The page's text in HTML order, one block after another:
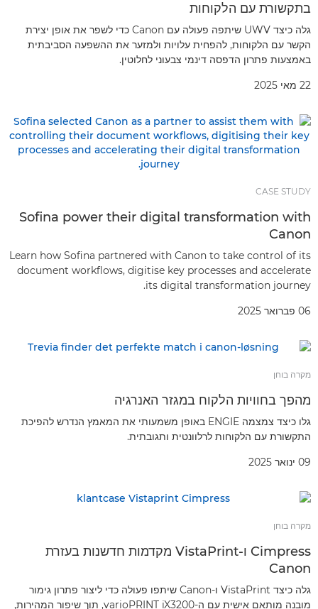
בתקשורת עם הלקוחות
גלה כיצד UWV שיתפה פעולה עם Canon כדי לשפר את אופן יצירת
הקשר עם הלקוחות, להפחית עלויות ולמזער את ההשפעה הסביבתית
באמצעות פתרון הדפסה דינמי צבעוני לחלוטין.
22 מאי 2025
CASE STUDY
Sofina power their digital transformation with
Canon
Learn how Sofina partnered with Canon to take control of its
document workflows, digitise key processes and accelerate
its digital transformation journey.
06 פברואר 2025
מקרה בוחן
מהפך בחוויות הלקוח במגזר האנרגיה
גלו כיצד צמצמה ENGIE באופן משמעותי את המאמץ הנדרש להפיכת
התקשורת עם הלקוחות לרלוונטית ותגובתית.
09 ינואר 2025
מקרה בוחן
Cimpress ו-VistaPrint מקדמות חדשנות בעזרת
Canon
גלה כיצד VistaPrint ו-Canon שיתפו פעולה כדי ליצור פתרון גימור
מובנה מותאם אישית עם ה-varioPRINT iX3200, תוך שיפור המהירות,